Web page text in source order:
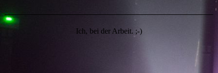
Ich, bei der Arbeit. ;-)